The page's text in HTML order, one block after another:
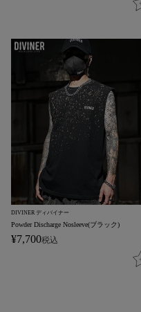
DIVINER ディバイナー
Powder Discharge Nosleeve(ブラック)
¥7,700税込